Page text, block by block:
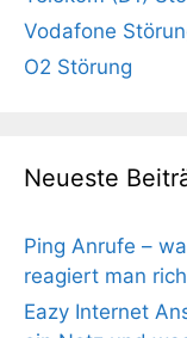
Vodafone
O2 Störung
Neueste
Ping Anrufe –
reagiert man
Eazy Internet